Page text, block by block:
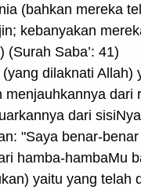
(bahkan mereka
kebanyakan
(Surah Saba’: 41)
dilaknati Allah)
menjauhkannya dari
dari
"Saya benar-
hamba-hambaMu
yaitu yang telah